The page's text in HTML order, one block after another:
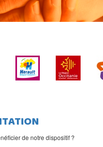
de notre dispositif ?